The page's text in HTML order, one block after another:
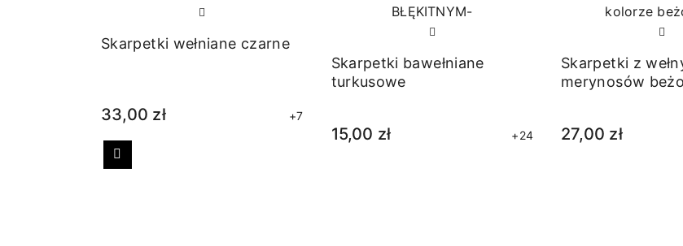
Skarpetki wełniane czarne
33,00 zł +7
Skarpetki bawełniane
turkusowe
15,00 zł +24
Skarpetki z
merynosów
27,00 zł
Poprzedni